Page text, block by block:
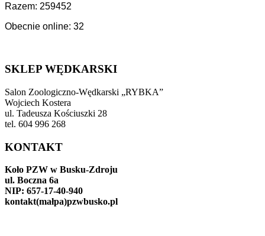
Razem: 259452
Obecnie online: 32
SKLEP WĘDKARSKI
Salon Zoologiczno-Wędkarski „RYBKA”
Wojciech Kostera
ul. Tadeusza Kościuszki 28
tel. 604 996 268
KONTAKT
Koło PZW w Busku-Zdroju
ul. Boczna 6a
NIP: 657-17-40-940
kontakt(małpa)pzwbusko.pl